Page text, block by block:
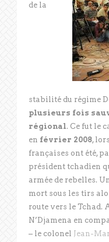
de la
stabilité du régime
plusieurs fois
régional. Ce fut le
en février 2008,
françaises ont été,
président tchadien
armée de rebelles.
mort sous les tirs
route vers le Tchad.
N’Djamena en
– le colonel Jean-